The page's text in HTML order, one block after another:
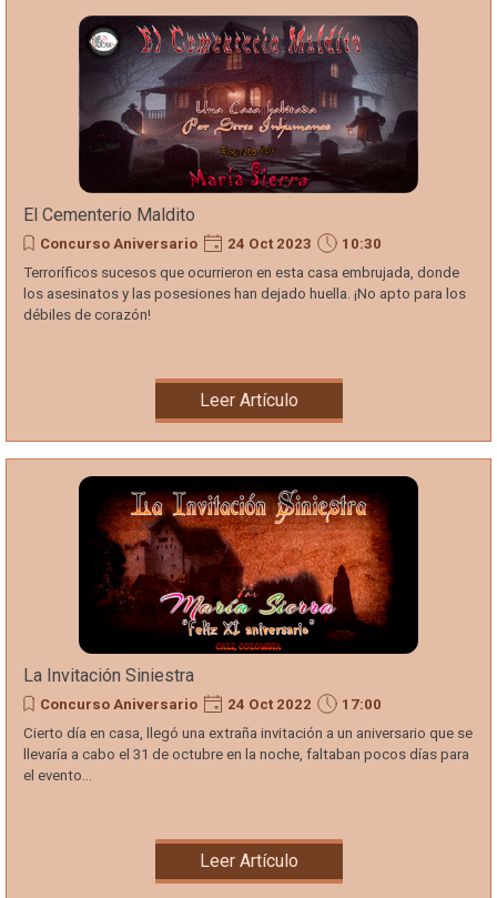
El Cementerio Maldito
Concurso Aniversario 24 Oct 2023
10:30
Terroríficos sucesos que ocurrieron en esta casa embrujada, donde
los asesinatos y las posesiones han dejado huella. ¡No apto para los
débiles de corazón!
Leer Artículo
La Invitación Siniestra
Concurso Aniversario 24 Oct 2022
17:00
Cierto día en casa, llegó una extraña invitación a un aniversario que se
llevaría a cabo el 31 de octubre en la noche, faltaban pocos días para
el evento...
Leer Artículo